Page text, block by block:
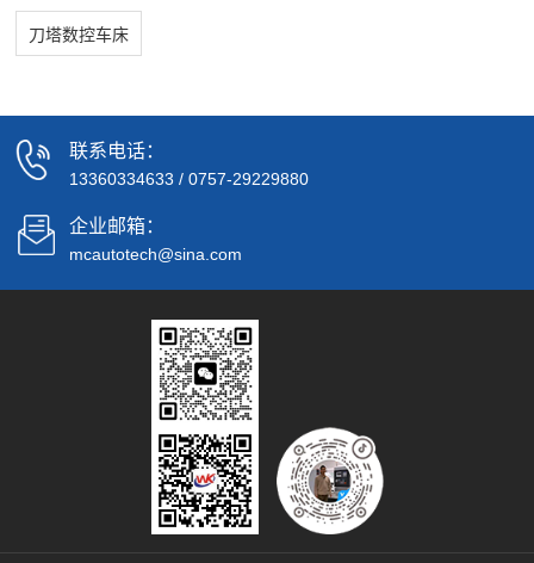
刀塔数控车床
联系电话：
13360334633/ 0757-29229880
企业邮箱：
mcautotech@sina.com